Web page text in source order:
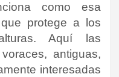
como esa
protege a los
Aquí las
antiguas,
interesadas